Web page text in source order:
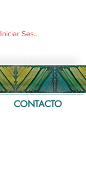
Iniciar Sesión
CONTACTO